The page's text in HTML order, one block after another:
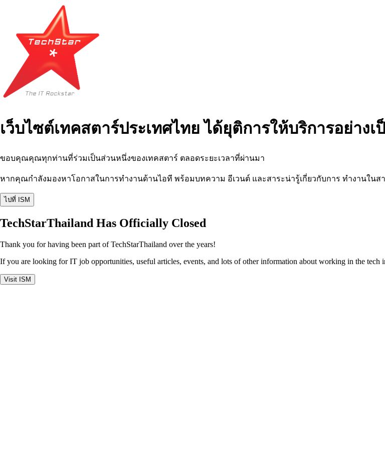
เว็บไซต์เทคสตาร์ประเทศไทย ได้ยุติการให้บริการอย่าง
ขอบคุณคุณทุกท่านที่ร่วมเป็นส่วนหนึ่งของเทคสตาร์ ตลอดระยะเวลาที่ผ่านมา
หากคุณกำลังมองหาโอกาสในการทำงานด้านไอที พร้อมบทความ อีเวนต์ และสาระน่ารู้เกี่ยวกับการ ทำงานใน
ไปที่ ISM
TechStarThailand Has Officially Closed
Thank you for having been part of TechStarThailand over the years!
If you are looking for IT job opportunities, useful articles, events, and lots of other information about working in the tech
Visit ISM